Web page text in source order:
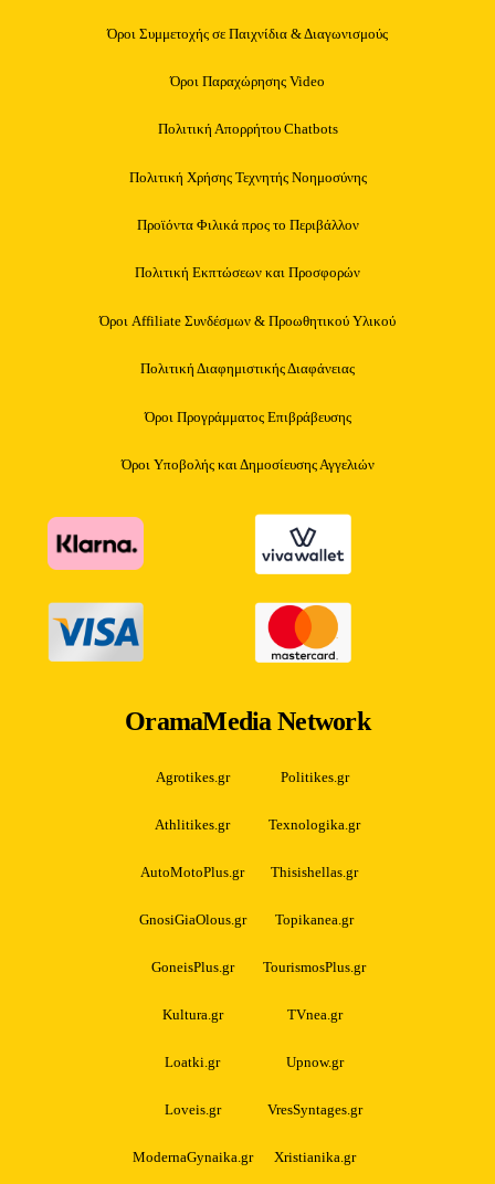
Όροι Συμμετοχής σε Παιχνίδια & Διαγωνισμούς
Όροι Παραχώρησης Video
Πολιτική Απορρήτου Chatbots
Πολιτική Χρήσης Τεχνητής Νοημοσύνης
Προϊόντα Φιλικά προς το Περιβάλλον
Πολιτική Εκπτώσεων και Προσφορών
Όροι Affiliate Συνδέσμων & Προωθητικού Υλικού
Πολιτική Διαφημιστικής Διαφάνειας
Όροι Προγράμματος Επιβράβευσης
Όροι Υποβολής και Δημοσίευσης Αγγελιών
OramaMedia Network
Agrotikes.gr Politikes.gr
Athlitikes.gr Texnologika.gr
AutoMotoPlus.gr Thisishellas.gr
GnosiGiaOlous.gr Topikanea.gr
GoneisPlus.gr TourismosPlus.gr
Kultura.gr TVnea.gr
Loatki.gr Upnow.gr
Loveis.gr VresSyntages.gr
ModernaGynaika.gr Xristianika.gr